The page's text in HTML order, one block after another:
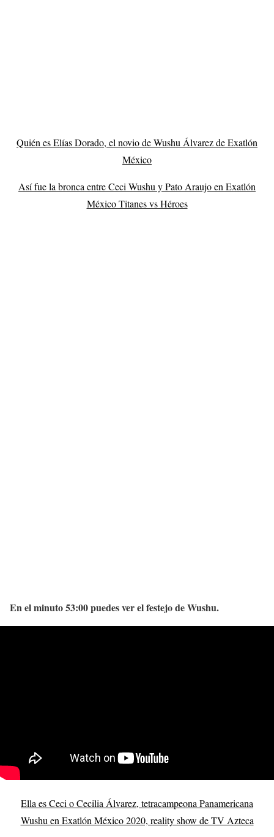
Quién es Elías Dorado, el novio de Wushu Álvarez de Exatlón
México
Así fue la bronca entre Ceci Wushu y Pato Araujo en Exatlón
México Titanes vs Héroes
En el minuto 53:00 puedes ver el festejo de Wushu.
Ella es Ceci o Cecilia Álvarez, tetracampeona Panamericana
Wushu en Exatlón México 2020, reality show de TV Azteca